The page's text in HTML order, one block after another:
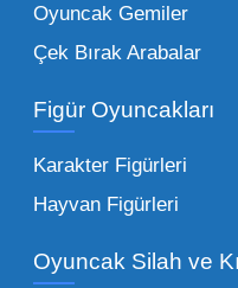
Peluş
vazgeçilmezi
seçeneklerimizi
en sevilen
Eğitici Setler:
tarafından
Oyuncak Gemiler
Çek Bırak Arabalar
Figür Oyuncakları
Karakter Figürleri
Hayvan Figürleri
Oyuncak Silah ve